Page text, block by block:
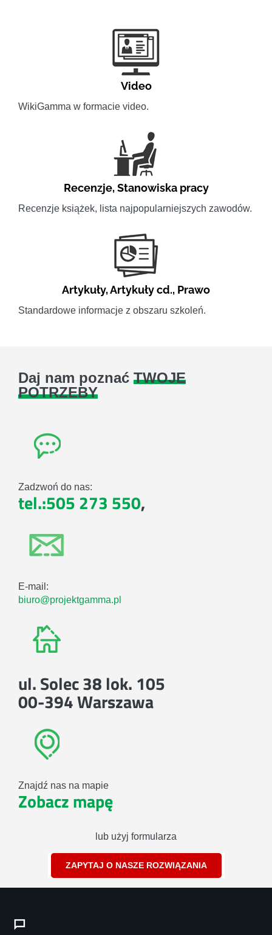
Video
WikiGamma w formacie video.
Recenzje,Stanowiska pracy
Recenzje książek, lista najpopularniejszych zawodów.
Artykuły,Artykuły cd., Prawo
Standardowe informacje z obszaru szkoleń.
Daj nam poznać TWOJE
POTRZEBY
Zadzwoń do nas:
tel.:505 273 550,
E-mail:
biuro@projektgamma.pl
ul. Solec 38 lok. 105
00-394 Warszawa
Znajdź nas na mapie
Zobacz mapę
lub użyj formularza
ZAPYTAJ O NASZE ROZWIĄZANIA